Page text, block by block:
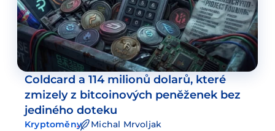
Coldcard a 114 milionů dolarů, které
zmizely z bitcoinových peněženek bez
jediného doteku
Kryptoměny Michal Mrvoljak